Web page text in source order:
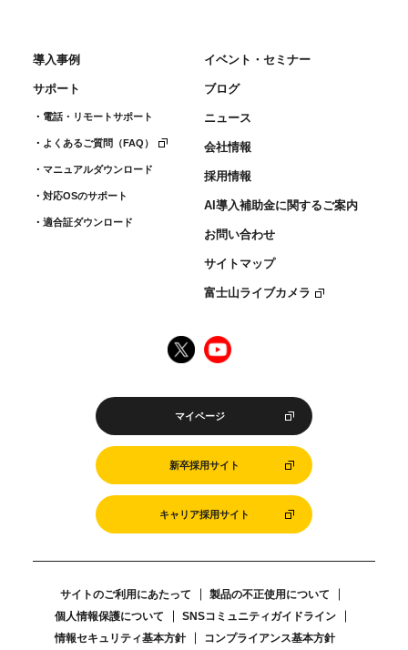
導入事例
サポート
電話・リモートサポート
よくあるご質問（FAQ）
マニュアルダウンロード
対応OSのサポート
適合証ダウンロード
イベント・セミナー
ブログ
ニュース
会社情報
採用情報
AI導入補助金に関するご案内
お問い合わせ
サイトマップ
富士山ライブカメラ
マイページ
新卒採用サイト
キャリア採用サイト
サイトのご利用にあたって
製品の不正使用について
個人情報保護について
SNSコミュニティガイドライン
情報セキュリティ基本方針
コンプライアンス基本方針